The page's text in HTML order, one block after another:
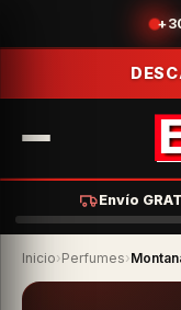
Envío
Inicio›Perfumes›